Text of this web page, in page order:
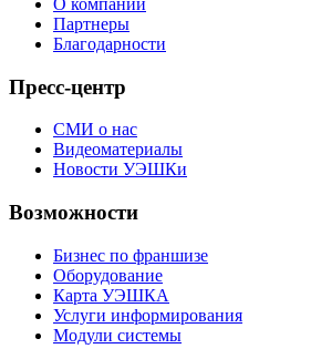
Партнеры
Благодарности
Пресс-центр
СМИ о нас
Видеоматериалы
Новости УЭШКи
Возможности
Бизнес по франшизе
Оборудование
Карта УЭШКА
Услуги информирования
Модули системы